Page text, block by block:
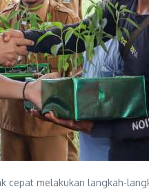
cepat melakukan langkah-